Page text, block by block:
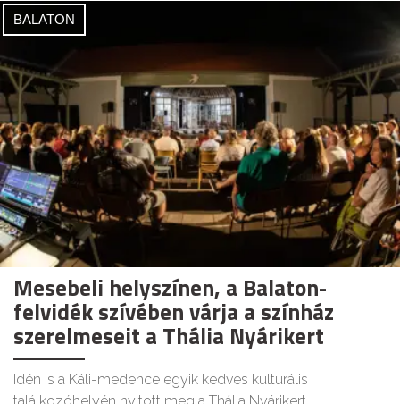
BALATON
Mesebeli helyszínen, a Balaton-
felvidék szívében várja a színház
szerelmeseit a Thália Nyárikert
Idén is a Káli-medence egyik kedves kulturális